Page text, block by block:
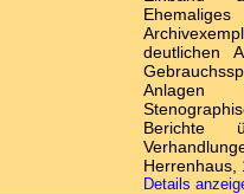
Ehemaliges
deutlichen
Anlagen
Berichte
Herrenhaus,
Details